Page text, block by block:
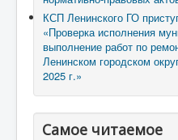
КСП Ленинского ГО
«Проверка исполнения
выполнение работ по
Ленинском городском
2025 г.»
Самое читаемое